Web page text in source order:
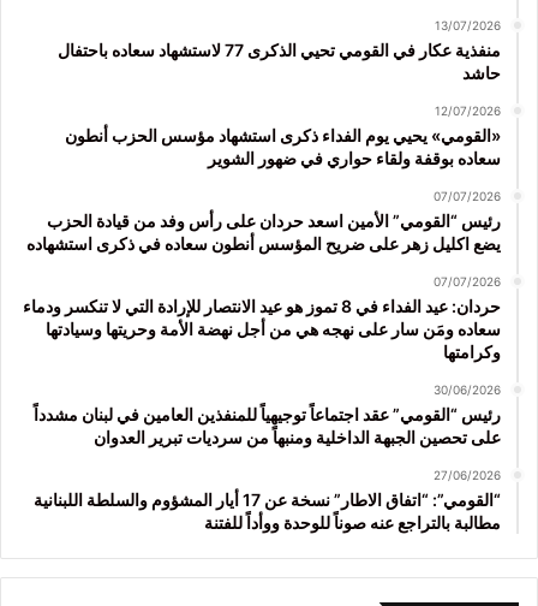
13/07/2026
منفذية عكار في القومي تحيي الذكرى 77 لاستشهاد سعاده باحتفال
حاشد
12/07/2026
«القومي» يحيي يوم الفداء ذكرى استشهاد مؤسس الحزب أنطون
سعاده بوقفة ولقاء حواري في ضهور الشوير
07/07/2026
رئيس “القومي” الأمين اسعد حردان على رأس وفد من قيادة الحزب
يضع اكليل زهر على ضريح المؤسس أنطون سعاده في ذكرى استشهاده
07/07/2026
حردان: عيد الفداء في 8 تموز هو عيد الانتصار للإرادة التي لا تنكسر ودماء
سعاده ومَن سار على نهجه هي من أجل نهضة الأمة وحريتها وسيادتها
وكرامتها
30/06/2026
رئيس “القومي” عقد اجتماعاً توجيهياً للمنفذين العامين في لبنان مشدداً
على تحصين الجبهة الداخلية ومنبهاً من سرديات تبرير العدوان
27/06/2026
“القومي”: “اتفاق الاطار” نسخة عن 17 أيار المشؤوم والسلطة اللبنانية
مطالبة بالتراجع عنه صوناً للوحدة ووأداً للفتنة